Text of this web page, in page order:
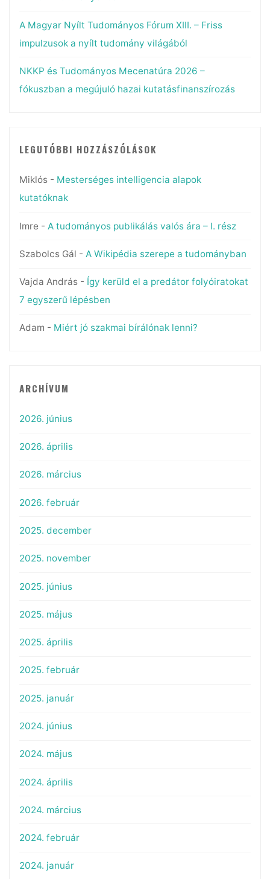
A Magyar Nyílt Tudományos Fórum XIII. – Friss
impulzusok a nyílt tudomány világából
NKKP és Tudományos Mecenatúra 2026 –
fókuszban a megújuló hazai kutatásfinanszírozás
LEGUTÓBBI HOZZÁSZÓLÁSOK
Miklós- Mesterséges intelligencia alapok
kutatóknak
Imre - A tudományos publikálás valós ára – I. rész
Szabolcs Gál - A Wikipédia szerepe a tudományban
Vajda András- Így kerüld el a predátor folyóiratokat
7 egyszerű lépésben
Adam - Miért jó szakmai bírálónak lenni?
ARCHÍVUM
2026. június
2026. április
2026. március
2026. február
2025. december
2025. november
2025. június
2025. május
2025. április
2025. február
2025. január
2024. június
2024. május
2024. április
2024. március
2024. február
2024. január